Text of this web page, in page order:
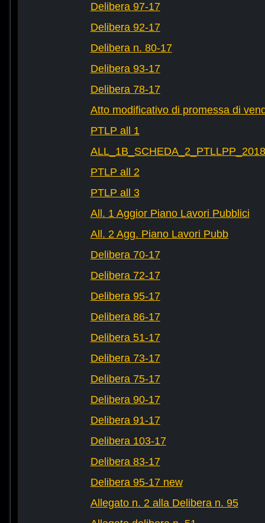
Delibera 97-17
Delibera 92-17
Delibera n. 80-17
Delibera 93-17
Delibera 78-17
Atto modificativo di promessa di
PTLP all 1
PTLP all 2
PTLP all 3
All. 1 Aggior Piano Lavori Pubblici
All. 2 Agg. Piano Lavori Pubb
Delibera 70-17
Delibera 72-17
Delibera 95-17
Delibera 86-17
Delibera 51-17
Delibera 73-17
Delibera 75-17
Delibera 90-17
Delibera 91-17
Delibera 103-17
Delibera 83-17
Delibera 95-17 new
Allegato n. 2 alla Delibera n. 95